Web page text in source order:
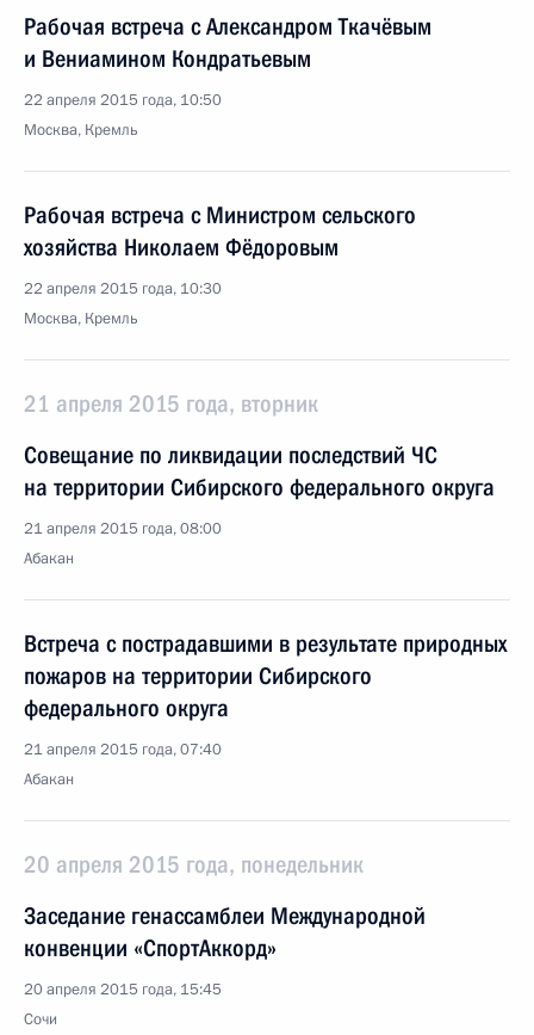
Рабочая встреча с Александром Ткачёвым
и Вениамином Кондратьевым
22 апреля 2015 года, 10:50
Москва, Кремль
Рабочая встреча с Министром сельского
хозяйства Николаем Фёдоровым
22 апреля 2015 года, 10:30
Москва, Кремль
21 апреля 2015 года, вторник
Совещание по ликвидации последствий ЧС
на территории Сибирского федерального округа
21 апреля 2015 года, 08:00
Абакан
Встреча с пострадавшими в результате природных
пожаров на территории Сибирского
федерального округа
21 апреля 2015 года, 07:40
Абакан
20 апреля 2015 года, понедельник
Заседание генассамблеи Международной
конвенции «СпортАккорд»
20 апреля 2015 года, 15:45
Сочи